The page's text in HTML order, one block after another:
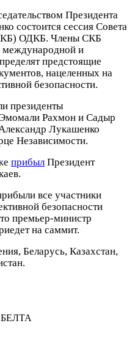
Президента
состоится сессия Совета
ОДКБ. Члены СКБ
международной и
предстоящие
нацеленных на
безопасности.
президенты
Рахмон и Садыр
Лукашенко
Независимости.
прибыл Президент
все участники
безопасности
премьер-министр
на саммит.
Беларусь, Казахстан,
БЕЛТА